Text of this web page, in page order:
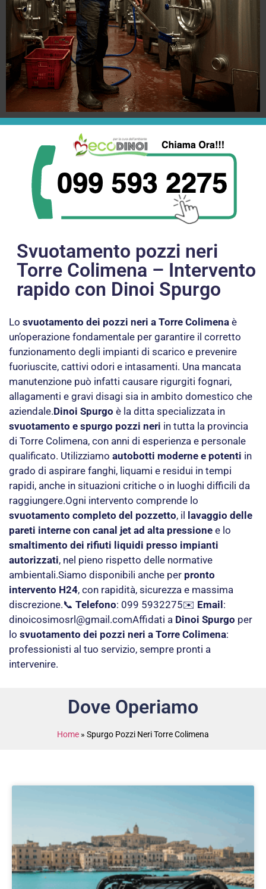
Svuotamento pozzi neri
Torre Colimena – Intervento
rapido con Dinoi Spurgo
Lo svuotamento dei pozzi neri a Torre Colimena è
un’operazione fondamentale per garantire il corretto
funzionamento degli impianti di scarico e prevenire
fuoriuscite, cattivi odori e intasamenti. Una mancata
manutenzione può infatti causare rigurgiti fognari,
allagamenti e gravi disagi sia in ambito domestico che
aziendale.Dinoi Spurgo è la ditta specializzata in
svuotamento e spurgo pozzi neri in tutta la provincia
di Torre Colimena, con anni di esperienza e personale
qualificato. Utilizziamo autobotti moderne e potenti in
grado di aspirare fanghi, liquami e residui in tempi
rapidi, anche in situazioni critiche o in luoghi difficili da
raggiungere.Ogni intervento comprende lo
svuotamento completo del pozzetto, il
lavaggio delle
pareti interne con canal jet ad alta pressione e lo
smaltimento dei rifiuti liquidi presso impianti
autorizzati, nel pieno rispetto delle normative
ambientali.Siamo disponibili anche per pronto
intervento H24, con rapidità, sicurezza e massima
discrezione.📞 Telefono: 099 5932275✉️ Email :
dinoicosimosrl@gmail.comAffidati a Dinoi Spurgo per
lo svuotamento dei pozzi neri a Torre Colimena:
professionisti al tuo servizio, sempre pronti a
intervenire.
Dove Operiamo
Home » Spurgo Pozzi Neri Torre Colimena